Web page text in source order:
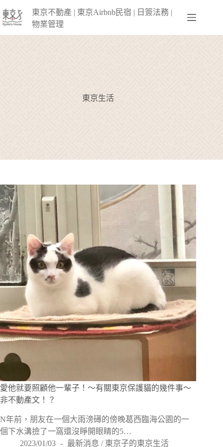
至
東京不動產 | 東京Airbnb民宿 | 日簽法務 |
物業管理
東京生活
愛他就要照顧他一輩子！〜有關東京保護貓的幾件事～
非不動產文！？
N年前，朋友在一個大雨滂礡的傍晚葛西臨海公園的一
個下水溝撿了一窩還沒睜開眼睛的5…
2023/01/03
最新消息 / 東京子的東京生活